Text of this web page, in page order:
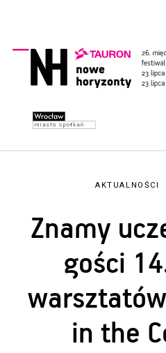
AKTUALNOŚCI
Znamy
gości
in the